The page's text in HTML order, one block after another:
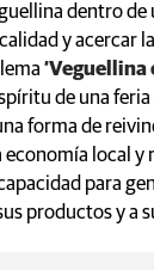
dentro de
y acercar
‘Veguellina
de una
forma de
local y
para
productos y a